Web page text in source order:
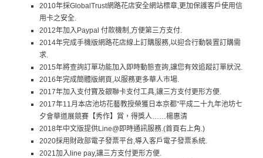
2010年採GlobalTrust網路花店安全網站標章,更加保護客戶使用信
用卡之安全.
2012年加入Paypal 付款機制,方便第三方支付.
2014年完成手機版網路花店線上訂購服務,以迎合行動裝置訂購需
求.
2015年將查詢訂單功能加入即時動態查詢,讓您有效追蹤訂單狀況.
2016年完成簡體版網頁,以服務更多華人市場.
2017年加入支付寶及銀聯卡支付工具,讓三方支付更形方便.
2017年11月本店池坊花藝教授榮獲日本京都"平成二十九年池坊七
夕會華道展競賽【秀作】賞，得獎人……楊惠清
2018年中文版提供Line@即時通訊服務.(首頁右上角.)
2020採用財政部電子發票平台,導入客戶電子發票系統.
2021加入line pay,讓三方支付更形方便.